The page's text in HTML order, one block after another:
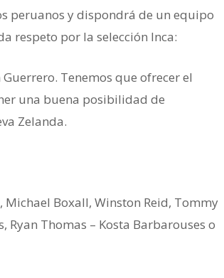
peruanos y dispondrá de un equipo
respeto por la selección Inca:
Tenemos que ofrecer el
una buena posibilidad de
Zelanda.
Michael Boxall, Winston Reid, Tommy
Ryan Thomas – Kosta Barbarouses o